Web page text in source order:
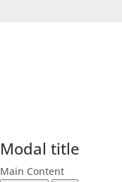
Modal title
Main Content